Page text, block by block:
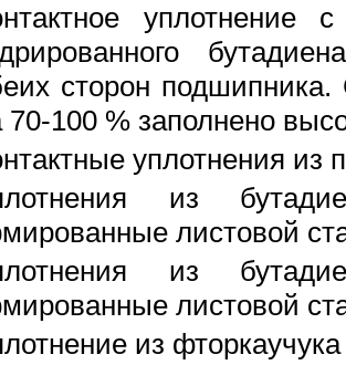
уплотнение
сторон
70-100 % заполнено
уплотнения из
из
листовой
из
листовой
из